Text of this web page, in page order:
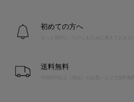
初めての方へ
送料無料
10,000円以上（税込）のお買い上げで送料無料